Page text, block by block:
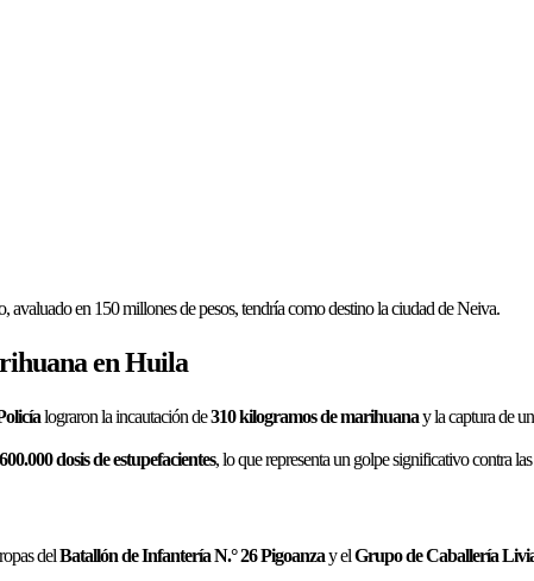
en 150 millones de pesos, tendría como destino la ciudad de Neiva.
en Huila
lograron la incautación de310 kilogramos de marihuanay la captura de
dosis de estupefacientes, lo que representa un golpe significativo contra
delBatallón de Infantería N.° 26 Pigoanzay elGrupo de Caballería